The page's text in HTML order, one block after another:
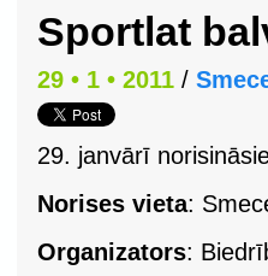
Sportlat
29 • 1 • 2011 /
29. janvārī
Norises vieta:
Organizators: